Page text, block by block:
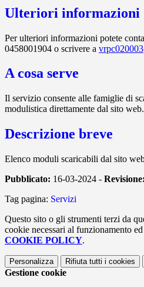
Ulteriori informazioni
Per ulteriori informazioni potete
0458001904 o scrivere a
A cosa serve
Il servizio consente alle famiglie di
modulistica direttamente dal sito web.
Descrizione breve
Elenco moduli scaricabili dal sito
Pubblicato: 16-03-2024 - Revisione:
Tag pagina: Servizi
Questo sito o gli strumenti terzi da
cookie necessari al funzionamento
COOKIE POLICY.
Personalizza Rifiuta tutti i cookies
Gestione cookie